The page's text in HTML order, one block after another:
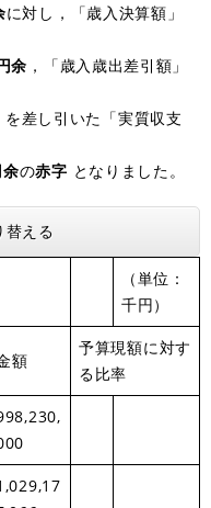
に対し，「歳入決算額」
余 ，「歳入歳出差引額」
差し引いた「実質収支
の赤字 となりました。
える
（単位：
千円）
額
予算現額に対す
る比率